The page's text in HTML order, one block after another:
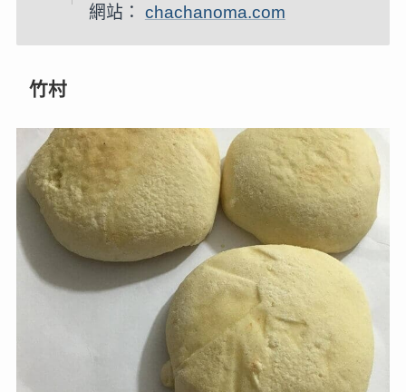
網站： chachanoma.com
竹村